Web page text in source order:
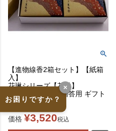
【進物線香2箱セット】【紙箱
入】
花琳シリーズ【花琳】
お線香 お供え物 贈答用 ギフト
用
価格 ¥3,520税込
お困りですか？
×